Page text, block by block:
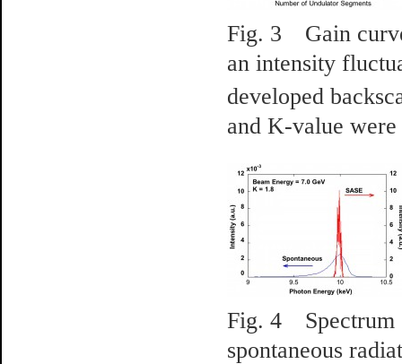
Fig. 3 Gain
an intensity
developed
and K-value
Fig. 4 Spectrum
spontaneous